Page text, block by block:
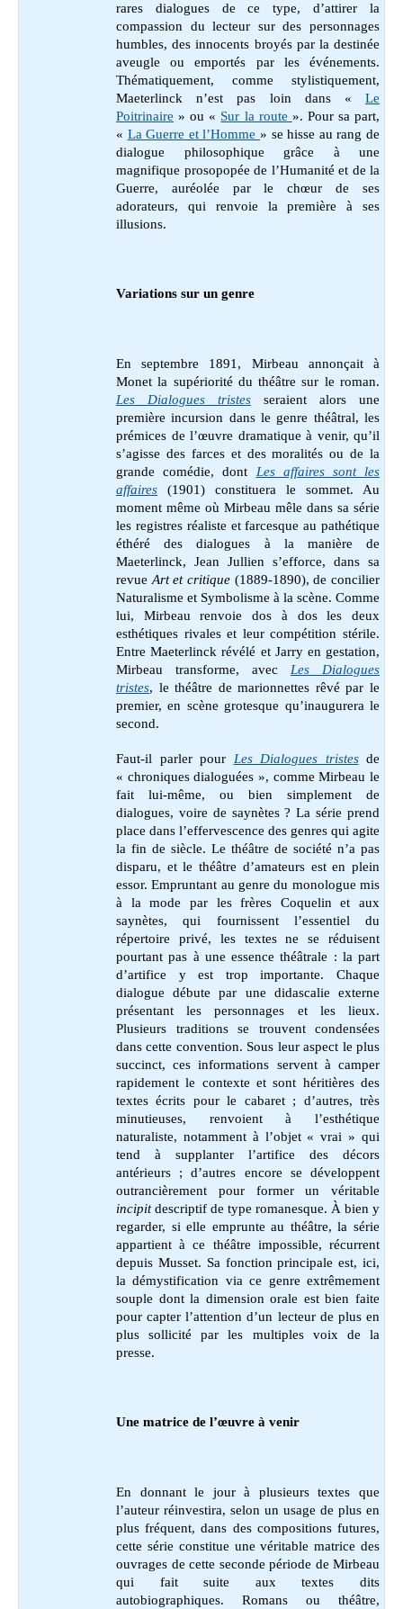
rares dialogues de ce type, d’attirer la
compassion du lecteur sur des personnages
humbles, des innocents broyés par la destinée
aveugle ou emportés par les événements.
Thématiquement, comme stylistiquement,
Maeterlinck n’est pas loin dans « Le
Poitrinaire » ou « Sur la route ». Pour sa part,
« La Guerre et l’Homme» se hisse au rang de
dialogue philosophique grâce à une
magnifique prosopopée de l’Humanité et de la
Guerre, auréolée par le chœur de ses
adorateurs, qui renvoie la première à ses
illusions.
Variations sur un genre
En septembre 1891, Mirbeau annonçait à
Monet la supériorité du théâtre sur le roman.
Les Dialogues tristes seraient alors une
première incursion dans le genre théâtral, les
prémices de l’œuvre dramatique à venir, qu’il
s’agisse des farces et des moralités ou de la
grande comédie, dont Les affaires sont les
affaires (1901) constituera le sommet. Au
moment même où Mirbeau mêle dans sa série
les registres réaliste et farcesque au pathétique
éthéré des dialogues à la manière de
Maeterlinck, Jean Jullien s’efforce, dans sa
revue Art et critique (1889-1890), de concilier
Naturalisme et Symbolisme à la scène. Comme
lui, Mirbeau renvoie dos à dos les deux
esthétiques rivales et leur compétition stérile.
Entre Maeterlinck révélé et Jarry en gestation,
Mirbeau transforme, avec Les Dialogues
tristes, le théâtre de marionnettes rêvé par le
premier, en scène grotesque qu’inaugurera le
second.
Faut-il parler pour Les Dialogues tristesde
« chroniques dialoguées », comme Mirbeau le
fait lui-même, ou bien simplement de
dialogues, voire de saynètes ? La série prend
place dans l’effervescence des genres qui agite
la fin de siècle. Le théâtre de société n’a pas
disparu, et le théâtre d’amateurs est en plein
essor. Empruntant au genre du monologue mis
à la mode par les frères Coquelin et aux
saynètes, qui fournissent l’essentiel du
répertoire privé, les textes ne se réduisent
pourtant pas à une essence théâtrale : la part
d’artifice y est trop importante. Chaque
dialogue débute par une didascalie externe
présentant les personnages et les lieux.
Plusieurs traditions se trouvent condensées
dans cette convention. Sous leur aspect le plus
succinct, ces informations servent à camper
rapidement le contexte et sont héritières des
textes écrits pour le cabaret ; d’autres, très
minutieuses, renvoient à l’esthétique
naturaliste, notamment à l’objet « vrai » qui
tend à supplanter l’artifice des décors
antérieurs ; d’autres encore se développent
outrancièrement pour former un véritable
incipitdescriptif de type romanesque. À bien y
regarder, si elle emprunte au théâtre, la série
appartient à ce théâtre impossible, récurrent
depuis Musset. Sa fonction principale est, ici,
la démystification via ce genre extrêmement
souple dont la dimension orale est bien faite
pour capter l’attention d’un lecteur de plus en
plus sollicité par les multiples voix de la
presse.
Une matrice de l’œuvre à venir
En donnant le jour à plusieurs textes que
l’auteur réinvestira, selon un usage de plus en
plus fréquent, dans des compositions futures,
cette série constitue une véritable matrice des
ouvrages de cette seconde période de Mirbeau
qui fait suite aux textes dits
autobiographiques. Romans ou théâtre,